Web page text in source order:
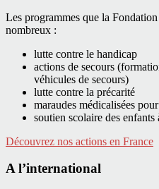
Les programmes que la
nombreux :
lutte contre le handicap
actions de secours
véhicules de secours)
lutte contre la précarité
maraudes médicalisées
soutien scolaire des enfants
Découvrez nos actions en France
A l’international